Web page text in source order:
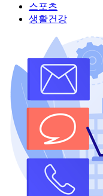
스포츠
생활건강